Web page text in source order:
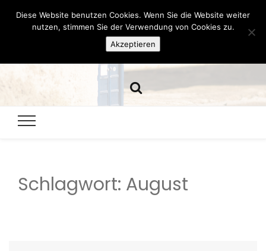
Hazamelistan
Schlagwort: August
Diese Website benutzen Cookies. Wenn Sie die Website weiter
nutzen, stimmen Sie der Verwendung von Cookies zu.
Akzeptieren